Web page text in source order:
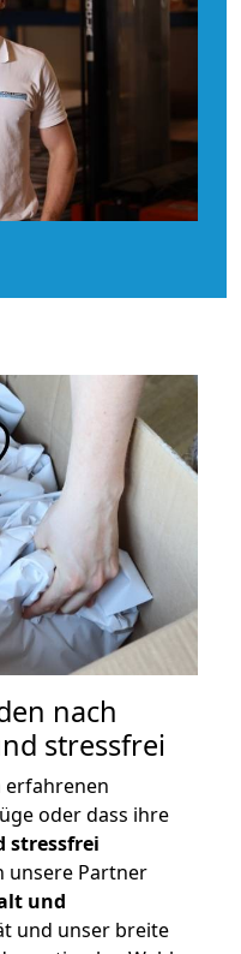
nach
stressfrei
erfahrenen
oder dass ihre
stressfrei
unsere Partner
und
und unser breite